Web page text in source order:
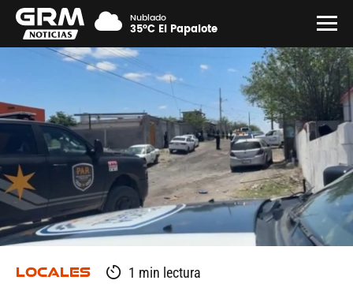
Nublado
35°C El Papalote
LOCALES 1 min lectura